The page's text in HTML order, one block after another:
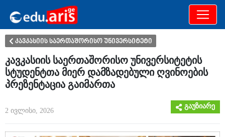
განათლება
კავკასიის საერთაშორისო უნივერსიტეტი
კავკასიის საერთაშორისო უნივერსიტეტის
სტუდენტთა მიერ დამზადებული ღვინოების
პრეზენტაცია გაიმართა
2 ივლისი, 2026
გაუზიარე